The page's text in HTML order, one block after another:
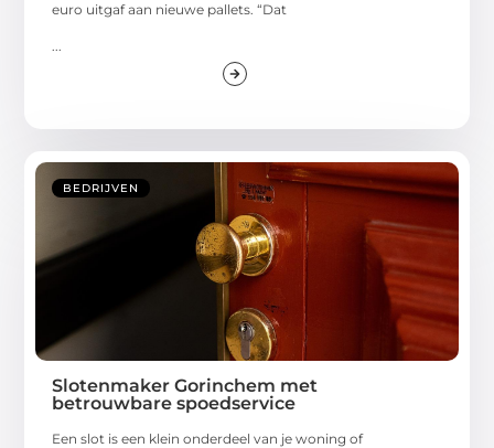
euro uitgaf aan nieuwe pallets. “Dat
BEDRIJVEN
Slotenmaker Gorinchem met
betrouwbare spoedservice
Een slot is een klein onderdeel van je woning of